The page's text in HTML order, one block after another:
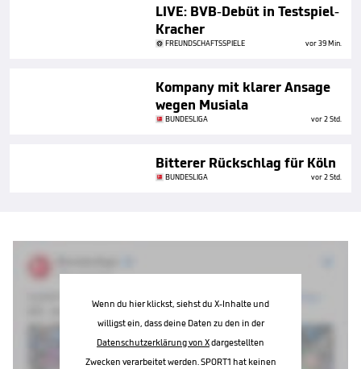
LIVE: BVB-Debüt in Testspiel-
Kracher
FREUNDSCHAFTSSPIELE vor 39 Min.
Kompany mit klarer Ansage
wegen Musiala
BUNDESLIGA vor 2 Std.
Bitterer Rückschlag für Köln
BUNDESLIGA vor 2 Std.
Wenn du hier klickst, siehst du X-Inhalte und
willigst ein, dass deine Daten zu den in der
Datenschutzerklärung von Xdargestellten
Zwecken verarbeitet werden. SPORT1 hat keinen